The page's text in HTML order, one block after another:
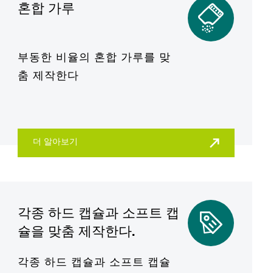
혼합 가루
부동한 비율의 혼합 가루를 맞
춤 제작한다
더 알아보기
각종 하드 캡슐과 소프트 캡
슐을 맞춤 제작한다.
각종 하드 캡슐과 소프트 캡슐